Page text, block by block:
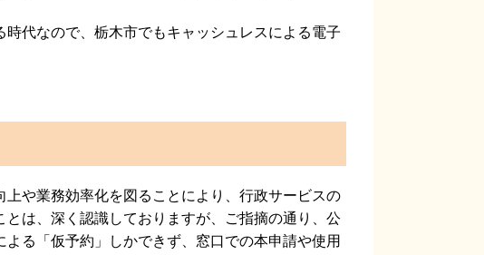
代なので、栃木市でもキャッシュレスによる電子
や業務効率化を図ることにより、行政サービスの
は、深く認識しておりますが、ご指摘の通り、公
る「仮予約」しかできず、窓口での本申請や使用